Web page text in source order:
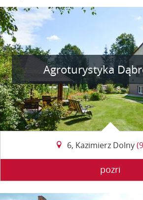
Agroturystyka
6, Kazimierz Dolny
pozri